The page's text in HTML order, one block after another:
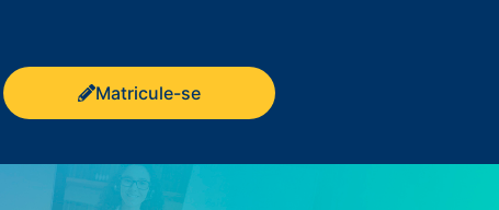
Matricule-se